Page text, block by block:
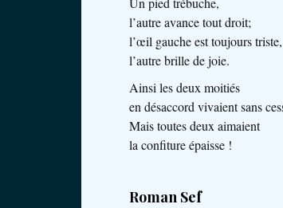
l’autre avance tout droit;
l’œil gauche est toujours triste,
l’autre brille de joie.
Ainsi les deux moitiés
en désaccord vivaient sans
Mais toutes deux aimaient
la confiture épaisse !
Roman Sef